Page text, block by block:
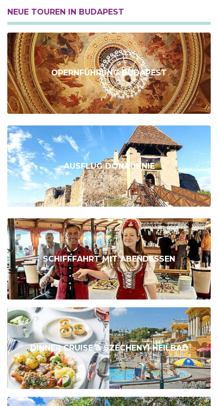
NEUE TOUREN IN BUDAPEST
OPERNFÜHRUNG BUDAPEST
AUSFLUG DONAUKNIE
SCHIFFFAHRT MIT ABENDESSEN
DINNER CRUISE & SZÉCHENYI HEILBAD